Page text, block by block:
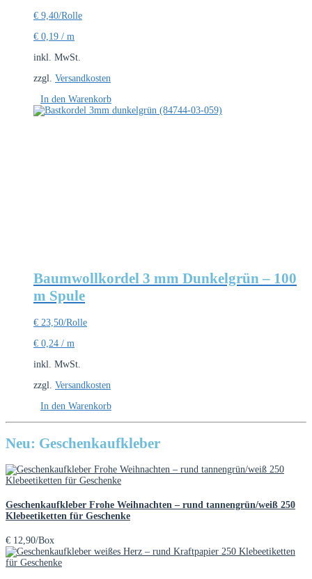
€ 9,40/Rolle
€ 0,19 / m
inkl. MwSt.
zzgl. Versandkosten
In den Warenkorb
Baumwollkordel 3 mm Dunkelgrün – 100
m Spule
€ 23,50/Rolle
€ 0,24 / m
inkl. MwSt.
zzgl. Versandkosten
In den Warenkorb
Neu: Geschenkaufkleber
Geschenkaufkleber Frohe Weihnachten – rund tannengrün/weiß 250
Klebeetiketten für Geschenke
€ 12,90/Box